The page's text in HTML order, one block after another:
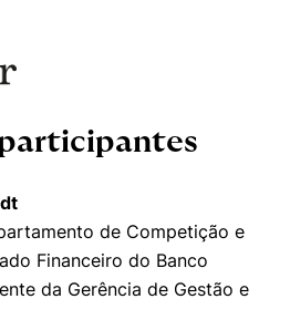
de Competição e
Financeiro do Banco
da Gerência de Gestão e